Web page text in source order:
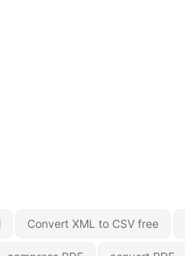
Convert XML to CSV free